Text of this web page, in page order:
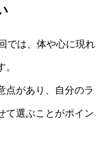
では、体や心に現れ
点があり、自分のラ
て選ぶことがポイン